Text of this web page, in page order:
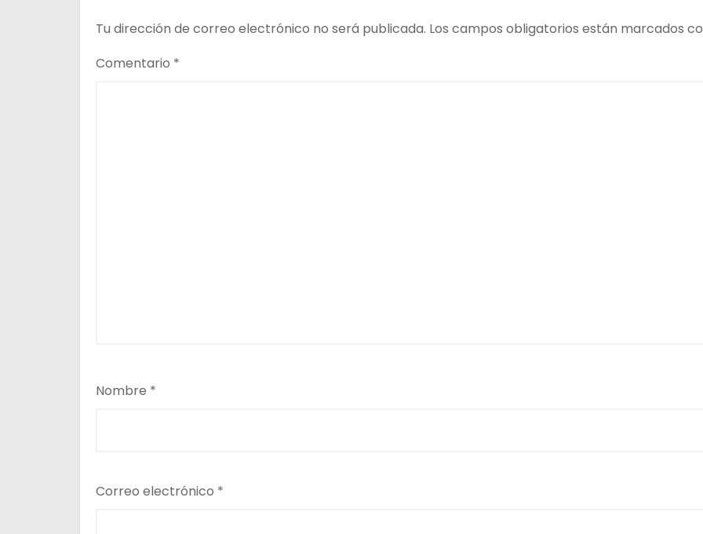
e
e
Tu dirección de correo electrónico no será publicada. Los campos obligatorios están marcados
Comentario *
Nombre *
Correo electrónico *